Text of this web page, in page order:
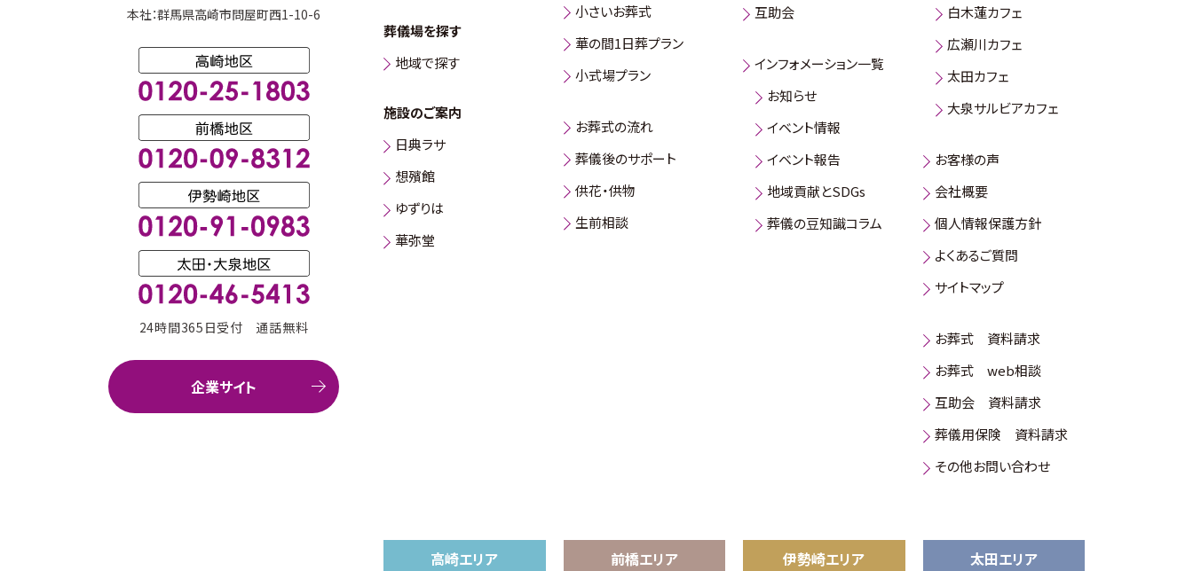
本社：群馬県高崎市問屋町西1-10-6
24時間365日受付 通話無料
企業サイト
葬儀場を探す
地域で探す
施設のご案内
日典ラサ
想殯館
ゆずりは
華弥堂
小さいお葬式
華の間1日葬プラン
小式場プラン
お葬式の流れ
葬儀後のサポート
供花・供物
生前相談
互助会
インフォメーション一覧
お知らせ
イベント情報
イベント報告
地域貢献とSDGs
葬儀の豆知識コラム
白木蓮カフェ
広瀬川カフェ
太田カフェ
大泉サルビアカフェ
お客様の声
会社概要
個人情報保護方針
よくあるご質問
サイトマップ
お葬式 資料請求
お葬式 web相談
互助会 資料請求
葬儀用保険 資料請求
その他お問い合わせ
高崎エリア 前橋エリア 伊勢崎エリア 太田エリア